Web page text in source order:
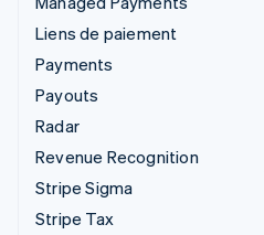
Liens de paiement
Payments
Payouts
Radar
Revenue Recognition
Stripe Sigma
Stripe Tax